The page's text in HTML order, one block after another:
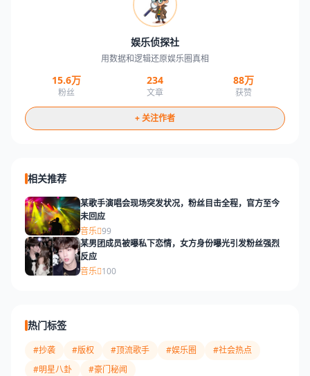
娱乐侦探社
用数据和逻辑还原娱乐圈真相
15.6万
粉丝
234
文章
88万
获赞
+ 关注作者
相关推荐
某歌手演唱会现场突发状况，粉丝目击全程，官方至今
未回应
音乐 99
某男团成员被曝私下恋情，女方身份曝光引发粉丝强烈
反应
音乐 100
热门标签
#抄袭 #版权 #顶流歌手 #娱乐圈
#社会热点
#明星八卦
#豪门秘闻